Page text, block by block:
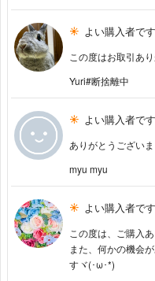
よい購入者です
この度はお取引あ
Yuri#断捨離中
よい購入者です
ありがとうございま
myu myu
よい購入者です
この度は、ご購入
また、何かの機会
すヾ⁠(⁠･⁠ω⁠･⁠*⁠)